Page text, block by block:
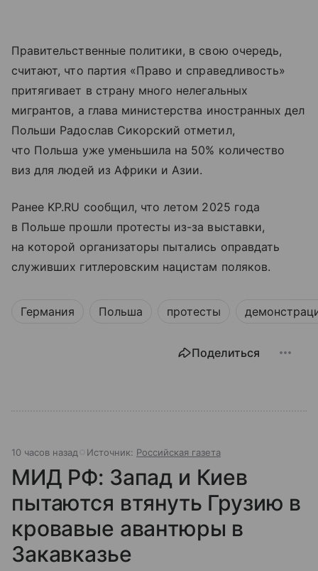
Правительственные политики, в свою очередь,
считают, что партия «Право и справедливость»
притягивает в страну много нелегальных
мигрантов, а глава министерства иностранных дел
Польши Радослав Сикорский отметил,
что Польша уже уменьшила на 50% количество
виз для людей из Африки и Азии.
Ранее KP.RU сообщил, что летом 2025 года
в Польше прошли протесты из-за выставки,
на которой организаторы пытались оправдать
служивших гитлеровским нацистам поляков.
Германия Польша протесты
Поделиться
10 часов назад Источник: Российская газета
МИД РФ: Запад и Киев
пытаются втянуть Грузию в
кровавые авантюры в
Закавказье